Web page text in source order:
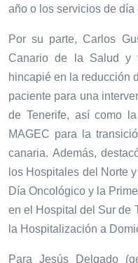
año o los servicios de día
Por su parte, Carlos
Canario de la Salud y
hincapié en la reducción
paciente para una
de Tenerife, así como
MAGEC para la
canaria. Además,
los Hospitales del Norte
Día Oncológico y la
en el Hospital del Sur de
la Hospitalización a
Para Jesús Delgado